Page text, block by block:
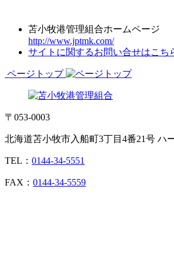
苫小牧港管理組合ホームページ
http://www.jptmk.com/
サイトに関するお問い合せはこち
ページトップ
〒053-0003
北海道苫小牧市入船町3丁目4番21号 ハ
TEL： 0144-34-5551
FAX： 0144-34-5559